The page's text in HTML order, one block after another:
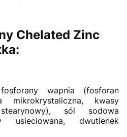
Chelated Zinc
wapnia (fosforan
mikrokrystaliczna, kwasy
sól sodowa
usieciowana, dwutlenek